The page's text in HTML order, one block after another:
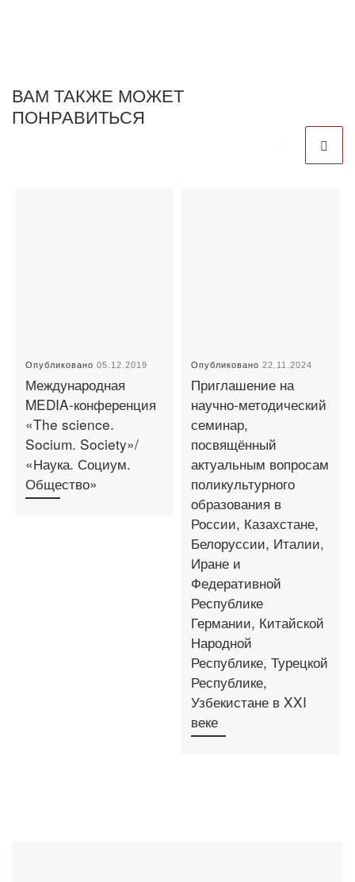
ВАМ ТАКЖЕ МОЖЕТ
ПОНРАВИТЬСЯ
Опубликовано05.12.2019
Международная
MEDIA-конференция
«The science.
Socium. Society»/
«Наука. Социум.
Общество»
Опубликовано22.11.2024
Приглашение на
научно-методический
семинар,
посвящённый
актуальным вопросам
поликультурного
образования в
России, Казахстане,
Белоруссии, Италии,
Иране и
Федеративной
Республике
Германии, Китайской
Народной
Республике, Турецкой
Республике,
Узбекистане в XXI
веке